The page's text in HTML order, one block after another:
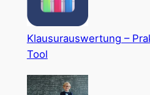
Klausurauswertung –
Tool